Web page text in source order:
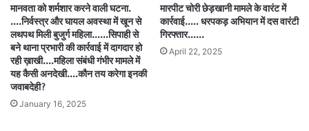
मानवता को शर्मशार करने वाली घटना.
….निर्वस्त्र और घायल अवस्था में खून से
लथपथ मिली बुजुर्ग महिला……सिपाही से
बने थाना प्रभारी की कार्रवाई में दागदार हो
रही ख़ाखी….महिला संबंधी गंभीर मामले में
यह कैसी अनदेखी….कौन तय करेगा इनकी
जवाबदेही?
January 16, 2025
मारपीट चोरी छेड़खानी मामले के वारंट में
कार्रवाई….. धरपकड़ अभियान में दस वारंटी
गिरफ्तार……
April 22, 2025